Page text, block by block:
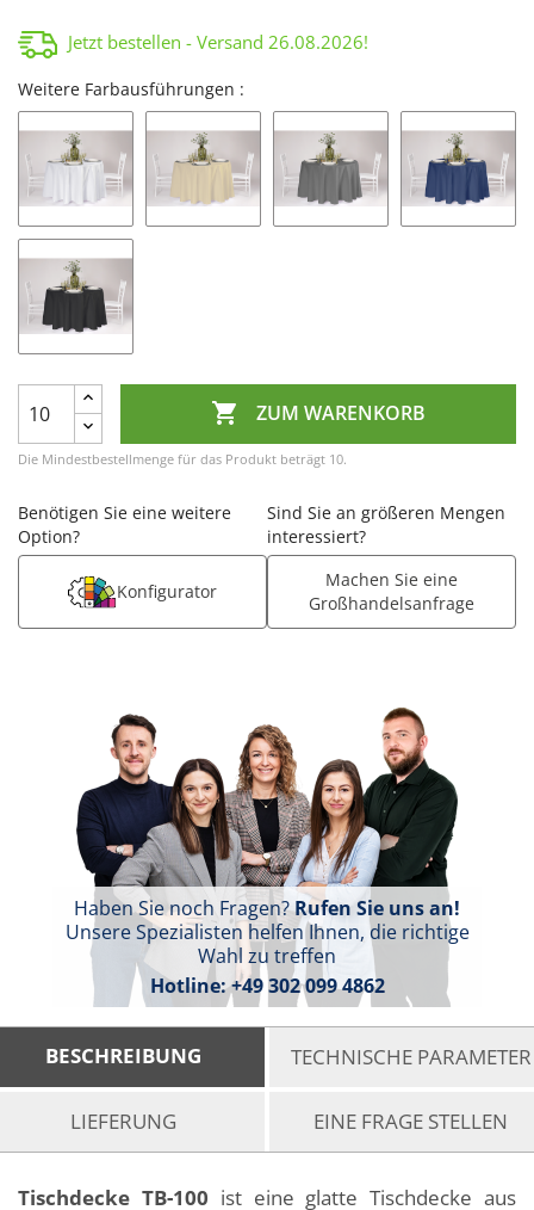
Jetzt bestellen - Versand 26.08.2026!
Weitere Farbausführungen :
 ZUM WARENKORB
Die Mindestbestellmenge für das Produkt beträgt 10.
Benötigen Sie eine weitere
Option?
Konfigurator
Sind Sie an größeren Mengen
interessiert?
Machen Sie eine
Großhandelsanfrage
Haben Sie noch Fragen?Rufen Sie uns an!
Unsere Spezialisten helfen Ihnen, die richtige
Wahl zu treffen
Hotline:+49 302 099 4862
BESCHREIBUNG TECHNISCHE PARAMETER
LIEFERUNG EINE FRAGE STELLEN
Tischdecke TB-100 ist eine glatte Tischdecke aus